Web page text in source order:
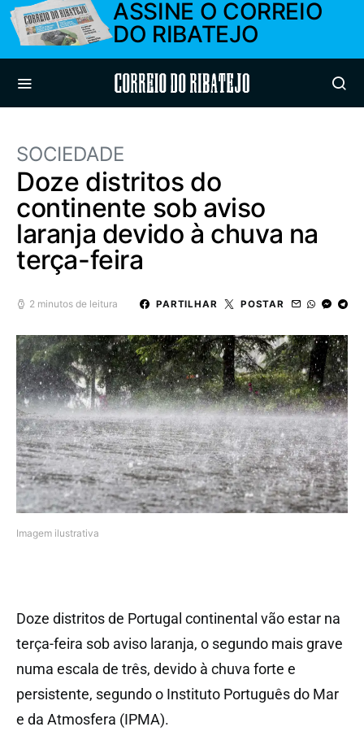
ASSINE O CORREIO
DO RIBATEJO
Correio do Ribatejo
SOCIEDADE
Doze distritos do
continente sob aviso
laranja devido à chuva na
terça-feira
2 minutos de leitura PARTILHAR POSTAR
Imagem ilustrativa
Doze distritos de Portugal continental vão estar na
terça-feira sob aviso laranja, o segundo mais grave
numa escala de três, devido à chuva forte e
persistente, segundo o Instituto Português do Mar
e da Atmosfera (IPMA).